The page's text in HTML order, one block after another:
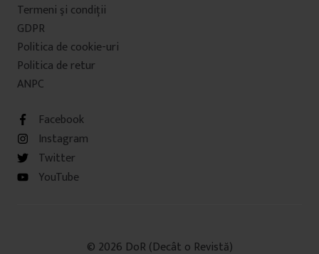
Termeni şi condiţii
GDPR
Politica de cookie-uri
Politica de retur
ANPC
Facebook
Instagram
Twitter
YouTube
© 2026 DoR (Decât o Revistă)